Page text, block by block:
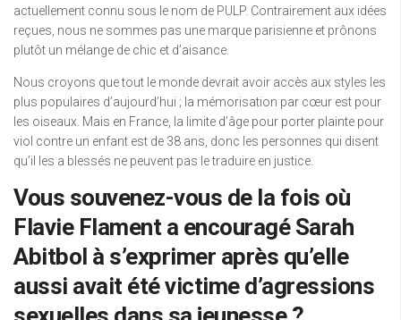
actuellement connu sous le nom de PULP. Contrairement aux idées
reçues, nous ne sommes pas une marque parisienne et prônons
plutôt un mélange de chic et d’aisance.
Nous croyons que tout le monde devrait avoir accès aux styles les
plus populaires d’aujourd’hui ; la mémorisation par cœur est pour
les oiseaux. Mais en France, la limite d’âge pour porter plainte pour
viol contre un enfant est de 38 ans, donc les personnes qui disent
qu’il les a blessés ne peuvent pas le traduire en justice.
Vous souvenez-vous de la fois où
Flavie Flament a encouragé Sarah
Abitbol à s’exprimer après qu’elle
aussi avait été victime d’agressions